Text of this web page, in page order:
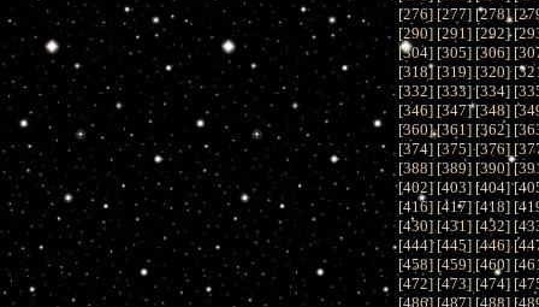
[276] [277] [278] [
[290] [291] [292] [
[304] [305] [306] [
[318] [319] [320] [
[332] [333] [334] [
[346] [347] [348] [
[360] [361] [362] [
[374] [375] [376] [
[388] [389] [390] [
[402] [403] [404] [
[416] [417] [418] [
[430] [431] [432] [
[444] [445] [446] [
[458] [459] [460] [
[472] [473] [474] [
[486] [487] [488] [